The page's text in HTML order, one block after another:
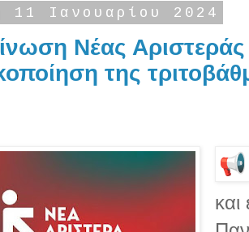
11 Ιανουαρίου 2024
Νέας Αριστεράς
της